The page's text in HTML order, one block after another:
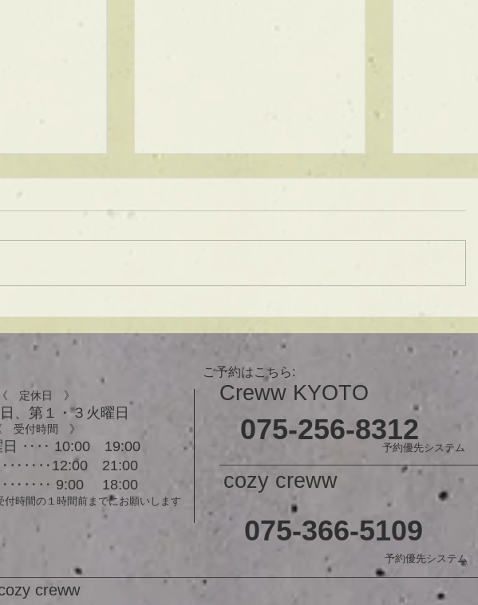
★ラインボブ【ぱつっとボ
で貴方だけのまとまるボブを提供
較的ご予約に空きがあります。
メニューが決まらない方はご相談
クーポンをご活用下さいませ。...
ュ！
ご予約はこちら:
《 定休日 》
、​第１・３火曜日
受付時間 》
日 ‥‥ 10:00 19:00
21:00
9:00 18:00
付時間の１時間前までにお願いします
予約優先システム
Creww KYOTO
075-256-8312
cozy creww
075-366-5109
予約優先システム
creww